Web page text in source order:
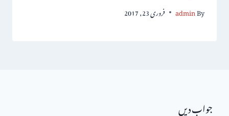
By
admin فروری 23, 2017
جواب دیں